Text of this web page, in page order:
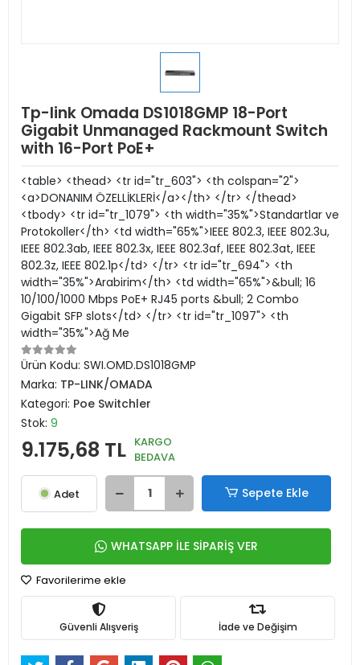
Tp-link Omada DS1018GMP 18-Port
Gigabit Unmanaged Rackmount Switch
with 16-Port PoE+
<table> <thead> <tr id="tr_603"> <th colspan="2">
<a>DONANIM ÖZELLİKLERİ</a></th> </tr> </thead>
<tbody> <tr id="tr_1079"> <th width="35%">Standartlar ve
Protokoller</th> <td width="65%">IEEE 802.3, IEEE 802.3u,
IEEE 802.3ab, IEEE 802.3x, IEEE 802.3af, IEEE 802.3at, IEEE
802.3z, IEEE 802.1p</td> </tr> <tr id="tr_694"> <th
width="35%">Arabirim</th> <td width="65%">&bull; 16
10/100/1000 Mbps PoE+ RJ45 ports &bull; 2 Combo
Gigabit SFP slots</td> </tr> <tr id="tr_1097"> <th
width="35%">Ağ Me
Ürün Kodu: SWI.OMD.DS1018GMP
Marka: TP-LINK/OMADA
Kategori: Poe Switchler
Stok: 9
9.175,68 TL KARGO
BEDAVA
Adet Sepete Ekle
WHATSAPP İLE SİPARİŞ VER
Favorilerime ekle
Güvenli Alışveriş İade ve Değişim